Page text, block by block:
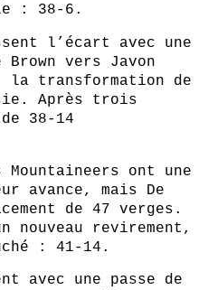
: 38-6.
l’écart avec une
Brown vers Javon
la transformation de
Après trois
38-14
ont une
avance, mais De
de 47 verges.
nouveau revirement,
: 41-14.
avec une passe de